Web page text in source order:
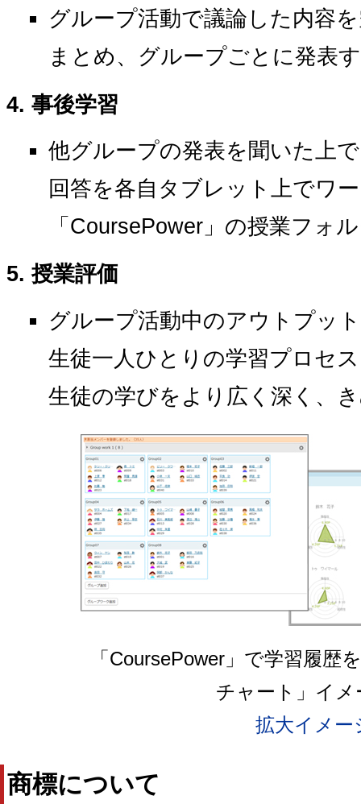
グループ活動で議論した内容
まとめ、グループごとに発表
事後学習
他グループの発表を聞いた上
回答を各自タブレット上でワ
「CoursePower」の授業フォ
授業評価
グループ活動中のアウトプッ
生徒一人ひとりの学習プロセ
生徒の学びをより広く深く、
「CoursePower」で学習履歴
チャート」イメ
拡大イメー
商標について